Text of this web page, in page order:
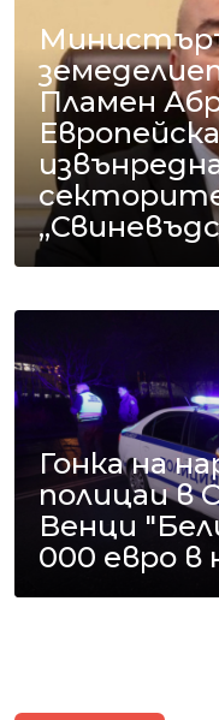
Пламен
Гонка на
полицаи в
Венци
000 евро в